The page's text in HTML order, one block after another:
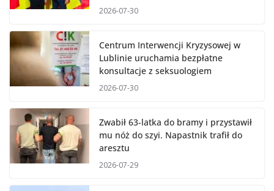
2026-07-30
Centrum Interwencji Kryzysowej w
Lublinie uruchamia bezpłatne
konsultacje z seksuologiem
2026-07-30
Zwabił 63-latka do bramy i przystawił
mu nóż do szyi. Napastnik trafił do
aresztu
2026-07-29